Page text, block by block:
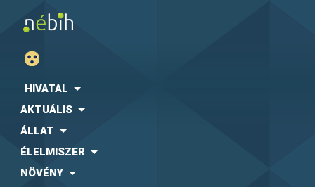
HIVATAL
AKTUÁLIS
ÁLLAT
ÉLELMISZER
NÖVÉNY